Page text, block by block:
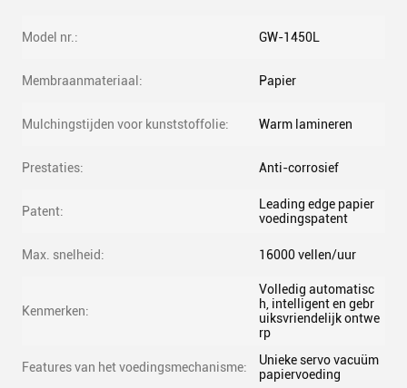
Model nr.: GW-1450L
Membraanmateriaal: Papier
Mulchingstijden voor kunststoffolie: Warm lamineren
Prestaties: Anti-corrosief
Patent:
Leading edge papier
voedingspatent
Max. snelheid: 16000 vellen/uur
Kenmerken:
Volledig automatisc
h, intelligent en gebr
uiksvriendelijk ontwe
rp
Features van het voedingsmechanisme:
Unieke servo vacuüm
papiervoeding